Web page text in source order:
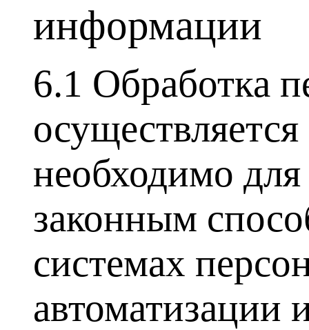
информации
6.1 Обработка
необходимо
законным
системах
автоматизации